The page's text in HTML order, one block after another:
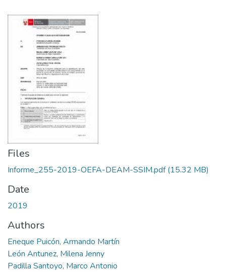
Files
Informe_255-2019-OEFA-DEAM-SSIM.pdf(15.32 MB)
Date
2019
Authors
Eneque Puicón, Armando Martín
León Antunez, Milena Jenny
Padilla Santoyo, Marco Antonio